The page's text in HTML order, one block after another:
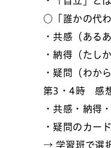
○「誰かの代
・共感（ある
・納得（たし
・疑問（わか
第3・4時 感
・共感・納得
・疑問のカー
→ 学習班で選